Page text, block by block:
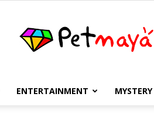
เพชร
ENTERTAINMENT MYSTERY